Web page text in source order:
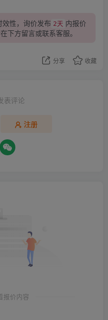
性，询价发布 2天 内报价
下方留言或联系客服。
分享 收藏
表评论
注册
报价内容